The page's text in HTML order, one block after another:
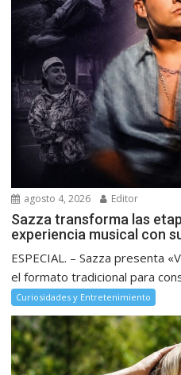
agosto 4, 2026 Editor
Sazza transforma las
experiencia musical con
ESPECIAL. – Sazza presenta
el formato tradicional para
Curiosidades y Entretenimiento